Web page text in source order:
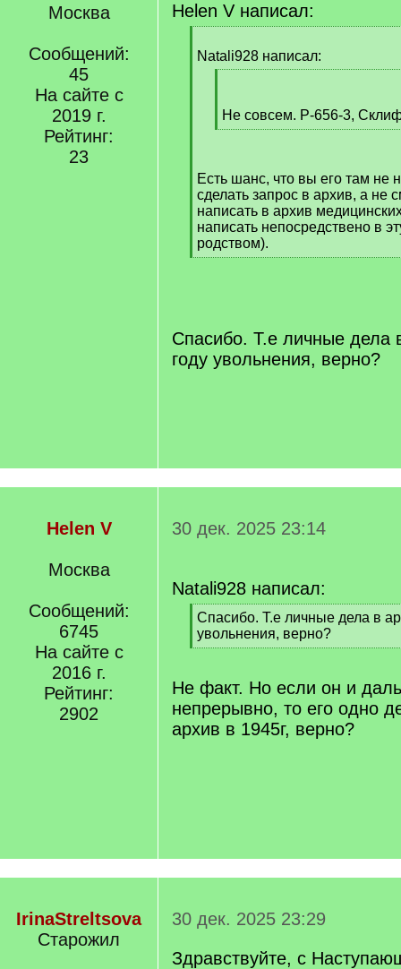
Москва
Сообщений:
45
На сайте с
2019 г.
Рейтинг:
23
Helen V написал:
q
Natali928 написал:
]Не совсем. Р-656-3,
[
]
Есть шанс, что вы его там не
сделать запрос в архив, а не
написать в архив
написать непосредствено в
родством).
[
Спасибо. Т.е личные дела
году увольнения, верно?
Helen V
Москва
Сообщений:
6745
На сайте с
2016 г.
Рейтинг:
2902
30 дек. 2025 23:14
Natali928 написал:
[
q
]
Спасибо. Т.е личные дела в
увольнения, верно?
[
q
Не факт. Но если он и
непрерывно, то его одно
архив в 1945г, верно?
IrinaStreltsova
Старожил
30 дек. 2025 23:29
Здравствуйте, с